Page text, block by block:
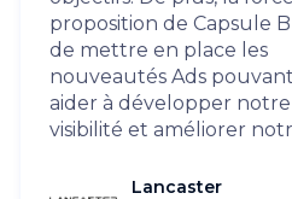
proposition de Capsule
de mettre en place les
nouveautés Ads
aider à développer notre
visibilité et améliorer
Lancaster